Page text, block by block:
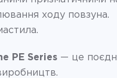
ходу повзуна.
PE Series — це